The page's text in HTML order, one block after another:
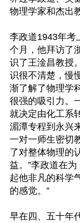
物理学家和杰出
李政道1943年考
个月，他拜访了
识了王淦昌教授
识很不清楚，慢
渐了解了物理学
很强的吸引力。
就决定由化工系
湄潭专程到永兴
一对一师生密切
了对整体物理的
益。”李政道在
起他非凡的科学
的感觉。”
早在四、五十年